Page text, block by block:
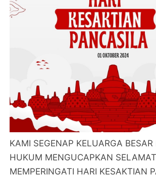
KAMI SEGENAP KELUARGA BESAR
HUKUM MENGUCAPKAN SELAMAT
MEMPERINGATI HARI KESAKTIAN